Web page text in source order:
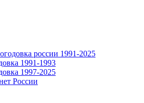
россии 1991-2025
1991-1993
1997-2025
России